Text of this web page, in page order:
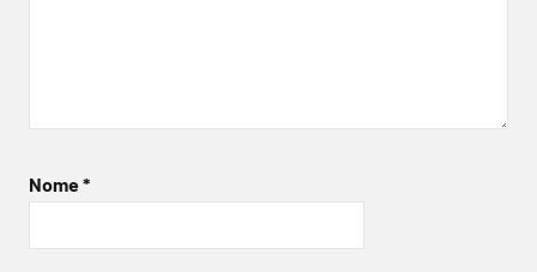
Nome*